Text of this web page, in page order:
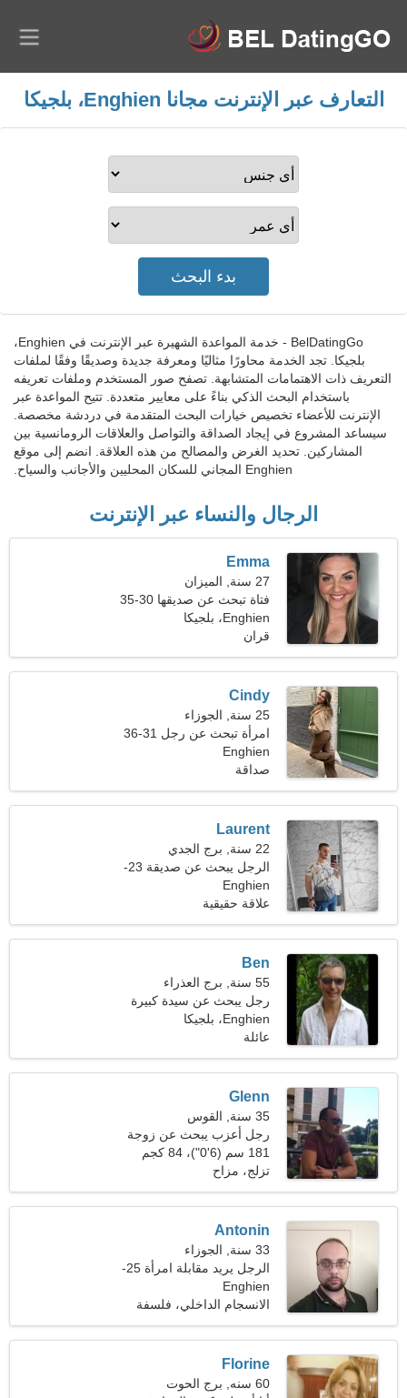
التعارف عبر الإنترنت مجانا Enghien، بلجيكا
BelDatingGo - خدمة المواعدة الشهيرة عبر الإنترنت في Enghien،
بلجيكا. تجد الخدمة محاورًا مثاليًا ومعرفة جديدة وصديقًا وفقًا لملفات
التعريف ذات الاهتمامات المتشابهة. تصفح صور المستخدم وملفات تعريفه
باستخدام البحث الذكي بناءً على معايير متعددة. تتيح المواعدة عبر
الإنترنت للأعضاء تخصيص خيارات البحث المتقدمة في دردشة مخصصة.
سيساعد المشروع في إيجاد الصداقة والتواصل والعلاقات الرومانسية بين
المشاركين. تحديد الغرض والمصالح من هذه العلاقة. انضم إلى موقع
Enghien المجاني للسكان المحليين والأجانب والسياح.
الرجال والنساء عبر الإنترنت
Emma
27 سنة, الميزان
فتاة تبحث عن صديقها 30-35
Enghien، بلجيكا
قران
Cindy
25 سنة, الجوزاء
امرأة تبحث عن رجل 31-36
Enghien
صداقة
Laurent
22 سنة, برج الجدي
الرجل يبحث عن صديقة 23-
29
Enghien
علاقة حقيقية
Ben
55 سنة, برج العذراء
رجل يبحث عن سيدة كبيرة
43-52
Enghien، بلجيكا
عائلة
Glenn
35 سنة, القوس
رجل أعزب يبحث عن زوجة
181 سم (6'0")، 84 كجم
(185 رطلا)
تزلج، مزاح
Antonin
33 سنة, الجوزاء
الرجل يريد مقابلة امرأة 25-
28
Enghien
الانسجام الداخلي، فلسفة
Florine
60 سنه, برج الحوت